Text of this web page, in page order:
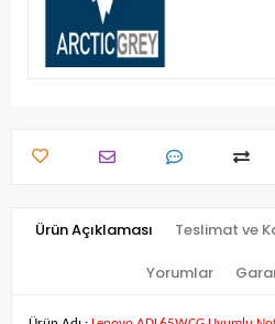
Ürün Açıklaması Teslimat ve
Yorumlar